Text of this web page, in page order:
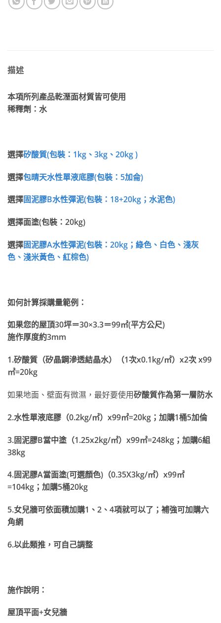
描述
本項所列產品乾溼面材質皆可使用
稀釋劑：水
選擇矽酸質(包裝： 1kg 、 3kg 、 20kg )
選擇包晴天水性單液底膠(包裝：5加侖)
選擇固泥膠B水性彈泥(包裝： 18+20kg ；水泥色)
選擇面塗(包裝：20kg)
選擇固泥膠A水性彈泥(包裝： 20kg ；綠色、白色、淺灰
色、淺米黃色、紅棕色)
如何計算採購量範例：
如果您的屋頂30坪＝30×3.3＝99㎡(平方公尺)
施作厚度約3mm
1.矽酸質（矽晶鋼滲透結晶水）（1次x0.1kg/㎡）x2次 x99
㎡=20kg
如果地面、壁面有微濕，最好要使用矽酸質作為第一層防水
2.水性單液底膠（0.2kg/㎡）x99㎡=20kg ；加購1桶5加倫
3.固泥膠B當中塗 （1.25x2kg/㎡）x99㎡=248kg ；加購6組
38kg
4.固泥膠A當面塗(可選顏色) （0.35X3kg/㎡）x99㎡
=104kg ；加購5桶20kg
5.女兒牆可依面積加購1 、2 、4項就可以了；補強可加購六
角網
6.以此類推，可自己調整
施作說明：
屋頂平面+女兒牆